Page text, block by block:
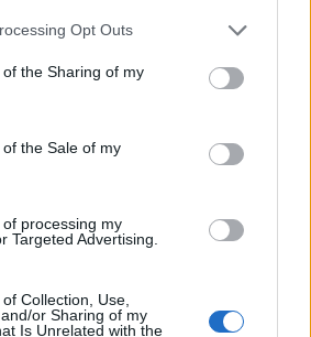
Opt Outs
the Sharing of my
the Sale of my
processing my
Targeted Advertising.
Collection, Use,
or Sharing of my
Is Unrelated with the
λογικές, κρατικό,
υπήρχε και συνεχίζεται
απουσία πολιτικής βούλησης
έργων (οδοποιία, Μουσείο,
αντιπλημμυρική
ήρθε να προστεθεί η
από τους δρόμους του
προγραμματισμού εκ
τη Λακωνία, παρά τις